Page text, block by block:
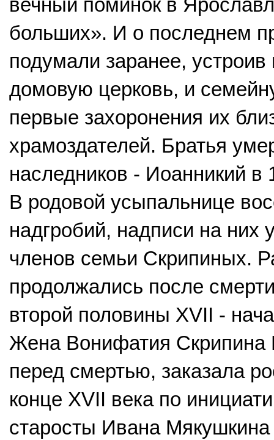
вечный поминок в
больших». И о последнем
подумали заранее,
домовую церковь, и
первые захоронения их
храмоздателей. Братья
наследников - Иоанникий в
В родовой усыпальнице
надгробий, надписи на них
членов семьи Скрипиных.
продолжались после
второй половины XVII -
Жена Вонифатия Скрипина
перед смертью, заказала
конце XVII века по
старосты Ивана